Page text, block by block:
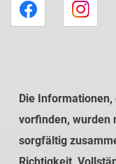
Die
vorfinden, wurden
sorgfältig